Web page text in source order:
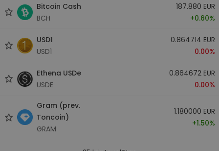
Bitcoin Cash
BCH
187.880 EUR
+0.60%
USD1
USD1
0.864714 EUR
0.00%
Ethena USDe
USDE
0.864672 EUR
0.00%
Gram (prev.
Toncoin)
GRAM
1.180000 EUR
+1.50%